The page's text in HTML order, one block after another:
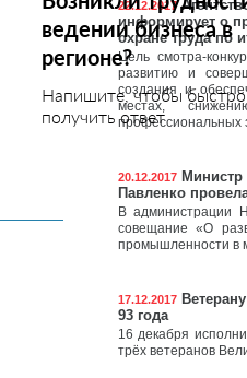
ведении бизнеса в
регионе?
Напишите, чтобы быстро
получить ответ
22.12.2017
информирует о
охране труда по
Цель смотра-
развитию и
создания и
местах,
профессиональных
20.12.2017 Министр
Павленко
В администрации
совещание «О
промышленности в
17.12.2017
93 года
16 декабря
трёх ветеранов